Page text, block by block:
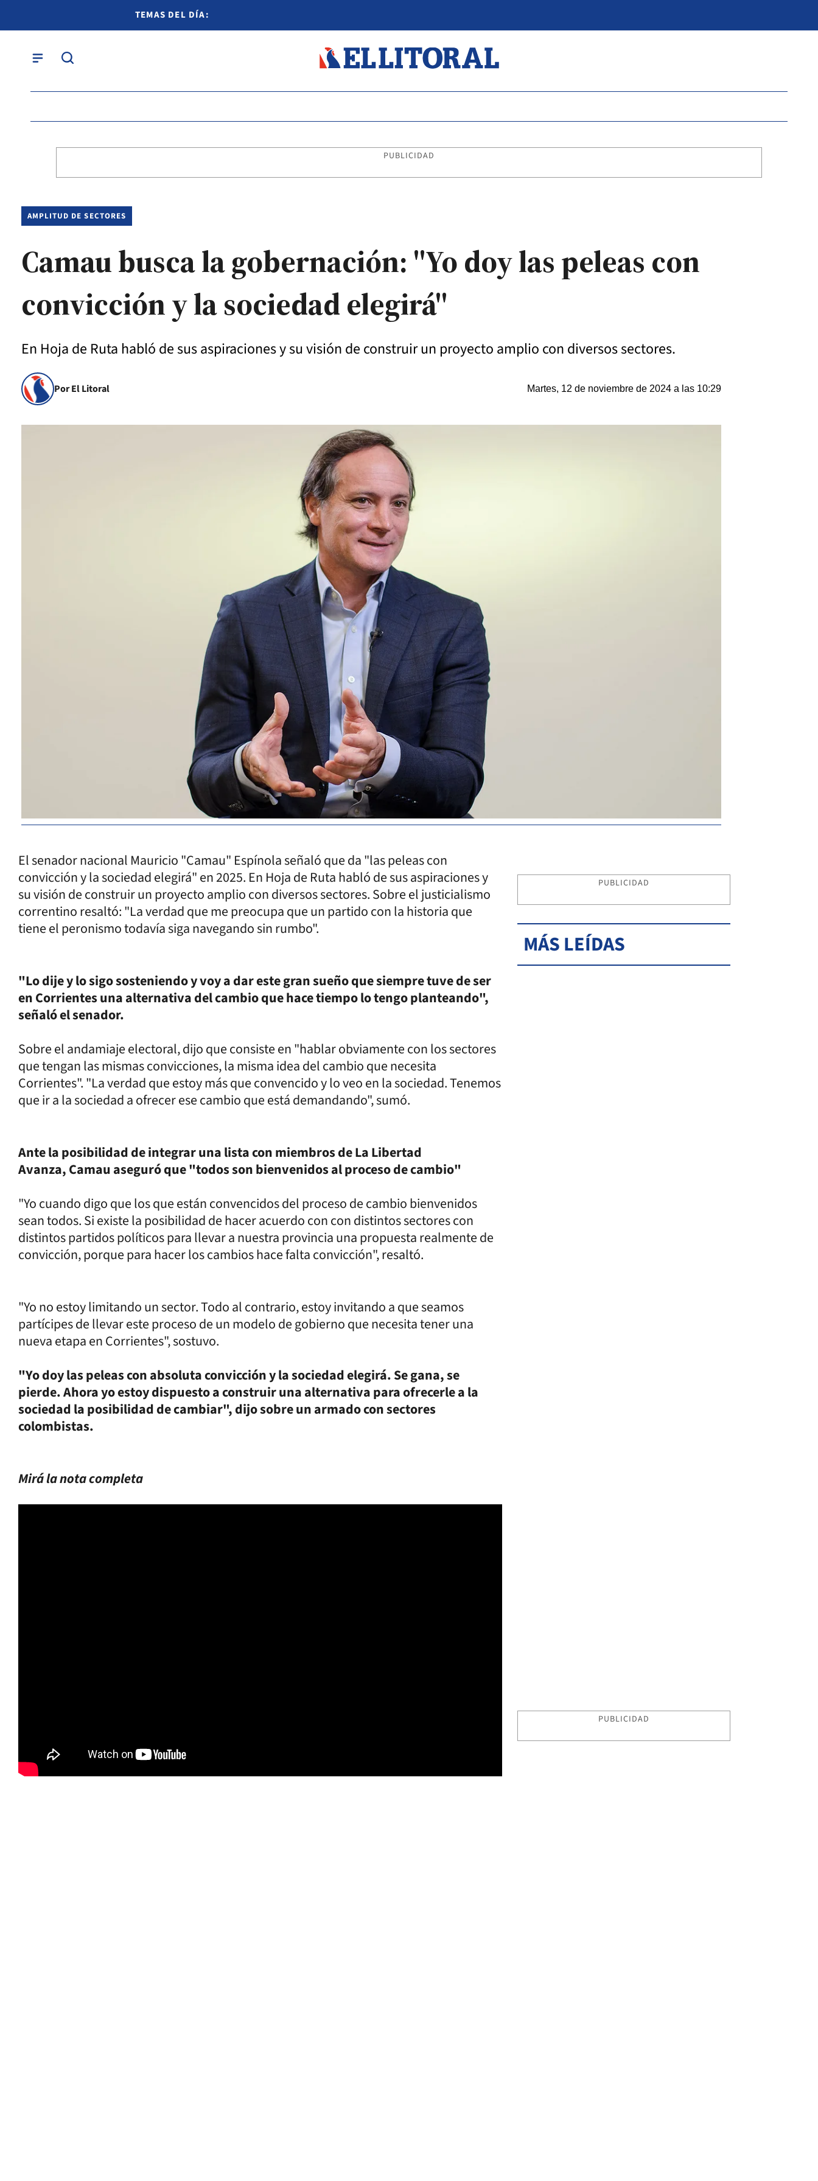
TEMAS DEL DÍA:
PUBLICIDAD
AMPLITUD DE SECTORES
Camau busca la gobernación: "Yo doy las peleas con
convicción y la sociedad elegirá"
En Hoja de Ruta habló de sus aspiraciones y su visión de construir un proyecto amplio con diversos sectores.
Por El Litoral Martes, 12 de noviembre de 2024 a las 10:29
El senador nacional Mauricio "Camau" Espínola señaló que da "las peleas con
convicción y la sociedad elegirá" en 2025. En Hoja de Ruta habló de sus aspiraciones y
su visión de construir un proyecto amplio con diversos sectores. Sobre el justicialismo
correntino resaltó: "La verdad que me preocupa que un partido con la historia que
tiene el peronismo todavía siga navegando sin rumbo".
"Lo dije y lo sigo sosteniendo y voy a dar este gran sueño que siempre tuve de ser
en Corrientes una alternativa del cambio que hace tiempo lo tengo planteando",
señaló el senador.
Sobre el andamiaje electoral, dijo que consiste en "hablar obviamente con los sectores
que tengan las mismas convicciones, la misma idea del cambio que necesita
Corrientes". "La verdad que estoy más que convencido y lo veo en la sociedad. Tenemos
que ir a la sociedad a ofrecer ese cambio que está demandando", sumó.
Ante la posibilidad de integrar una lista con miembros de La Libertad
Avanza, Camau aseguró que "todos son bienvenidos al proceso de cambio"
"Yo cuando digo que los que están convencidos del proceso de cambio bienvenidos
sean todos. Si existe la posibilidad de hacer acuerdo con con distintos sectores con
distintos partidos políticos para llevar a nuestra provincia una propuesta realmente de
convicción, porque para hacer los cambios hace falta convicción", resaltó.
"Yo no estoy limitando un sector. Todo al contrario, estoy invitando a que seamos
partícipes de llevar este proceso de un modelo de gobierno que necesita tener una
nueva etapa en Corrientes", sostuvo.
"Yo doy las peleas con absoluta convicción y la sociedad elegirá. Se gana, se
pierde. Ahora yo estoy dispuesto a construir una alternativa para ofrecerle a la
sociedad la posibilidad de cambiar", dijo sobre un armado con sectores
colombistas.
Mirá la nota completa
PUBLICIDAD
MÁS LEÍDAS
PUBLICIDAD